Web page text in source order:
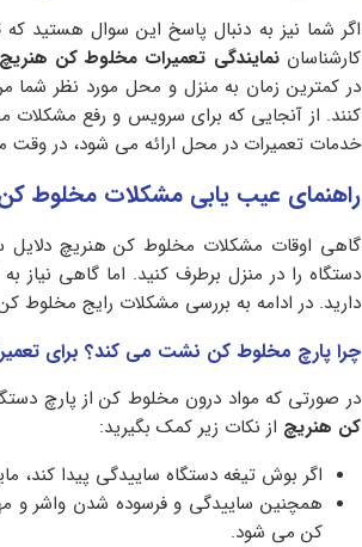
اگر شما نیز به دنبال پاسخ این سوال هستید که
کارشناسان نمایندگی تعمیرات مخلوط کن هنریچ
در کمترین زمان به منزل و محل مورد نظر شما
کنند. از آنجایی که برای سرویس و رفع مشکلات
خدمات تعمیرات در محل ارائه می شود، در
راهنمای عیب یابی مشکلات مخلوط
گاهی اوقات مشکلات مخلوط کن هنریچ دلایل
دستگاه را در منزل برطرف کنید. اما گاهی نیاز
دارید. در ادامه به بررسی مشکلات رایج مخلوط کن
چرا پارچ مخلوط کن نشت می‌ کند؟ برای
در صورتی که مواد درون مخلوط کن از پارچ
کن هنریچ از نکات زیر کمک بگیرید:
اگر بوش تیغه دستگاه ساییدگی پیدا کند،
همچنین ساییدگی و فرسوده شدن واشر و
کن می شود.